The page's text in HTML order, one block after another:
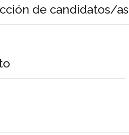
de candidatos/as